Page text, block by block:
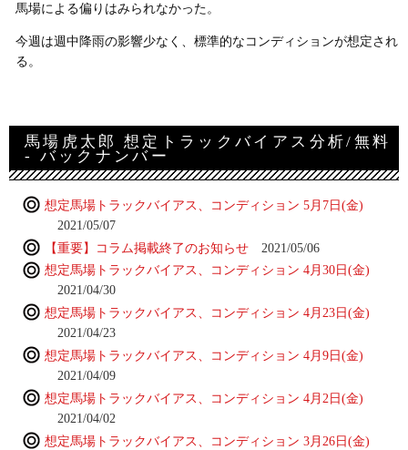
馬場による偏りはみられなかった。
今週は週中降雨の影響少なく、標準的なコンディションが想定され
る。
馬場虎太郎 想定トラックバイアス分析/無料
- バックナンバー
想定馬場トラックバイアス、コンディション 5月7日(金)
2021/05/07
【重要】コラム掲載終了のお知らせ
2021/05/06
想定馬場トラックバイアス、コンディション 4月30日(金)
2021/04/30
想定馬場トラックバイアス、コンディション 4月23日(金)
2021/04/23
想定馬場トラックバイアス、コンディション 4月9日(金)
2021/04/09
想定馬場トラックバイアス、コンディション 4月2日(金)
2021/04/02
想定馬場トラックバイアス、コンディション 3月26日(金)